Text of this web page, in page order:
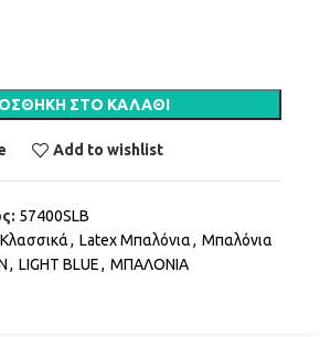
ΣΤΟ ΚΑΛΆΘΙ
Add to wishlist
57400SLB
, Latex Μπαλόνια, Μπαλόνια
, LIGHT BLUE, ΜΠΑΛΟΝΙΑ